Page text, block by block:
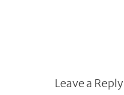
Leave a Reply